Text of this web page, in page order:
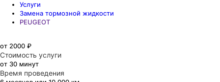
Услуги
Замена тормозной жидкости
PEUGEOT
от 2000 ₽
Стоимость услуги
от 30 минут
Время проведения